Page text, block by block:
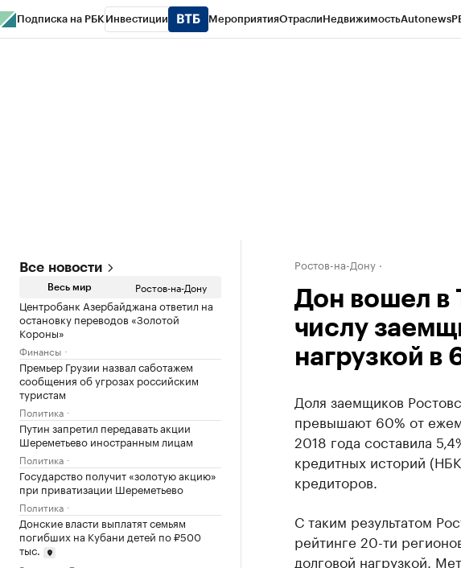
Подписка на РБК Инвестиции МероприятияОтраслиНедвижимостьAutonews
Все новости
Весь мир Ростов-на-Дону
Центробанк Азербайджана ответил на
остановку переводов «Золотой
Короны»
Финансы
Премьер Грузии назвал саботажем
сообщения об угрозах российским
туристам
Политика
Путин запретил передавать акции
Шереметьево иностранным лицам
Политика
Государство получит «золотую акцию»
при приватизации Шереметьево
Политика
Донские власти выплатят семьям
погибших на Кубани детей по ₽500
тыс.
Ростов-на-Дону
Дон вошел в
числу
нагрузкой в
Доля заемщиков
превышают 60% от
2018 года составила
кредитных историй
кредиторов.
С таким результатом
рейтинге 20-ти
долговой нагрузкой.